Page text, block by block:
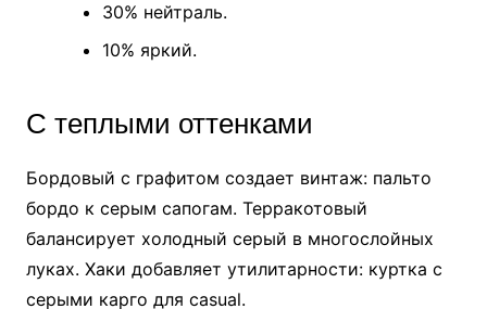
30% нейтраль.
10% яркий.
С теплыми оттенками
Бордовый с графитом создает винтаж: пальто
бордо к серым сапогам. Терракотовый
балансирует холодный серый в многослойных
луках. Хаки добавляет утилитарности: куртка с
серыми карго для casual.